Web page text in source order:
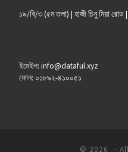
১৯/বি/৩ (৫ম তলা) | হাজী চিনু মিয়া রোড
ইমেইল: info@dataful.xyz
ফোন: ০১৮৯২-৪১০০৫১
© 2026 –